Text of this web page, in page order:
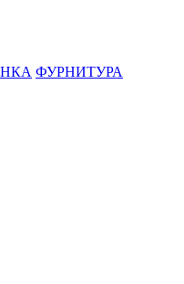
ФУРНИТУРА